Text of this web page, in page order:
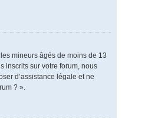
mineurs âgés de moins de 13
inscrits sur votre forum, nous
d’assistance légale et ne
? ».